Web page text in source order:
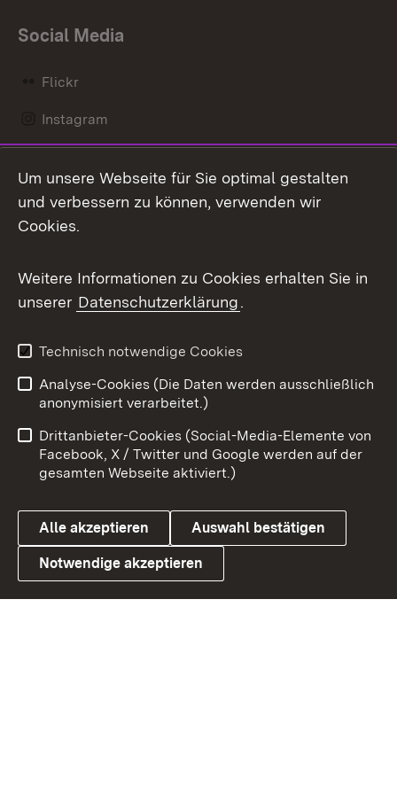
Social Media
Flickr
Instagram
Mastodon
Messenger
Social Wall
X / Twitter
Youtube
Link zum Landesportal
Benutzungshinweise
Barrierefreiheit
Datenschutz
Cookies
Um unsere Webseite für Sie optimal gestalten
und verbessern zu können, verwenden wir
Cookies.
Weitere Informationen zu Cookies erhalten Sie in
unserer Datenschutzerklärung.
Technisch notwendige Cookies
Analyse-Cookies (Die Daten werden ausschließlich
anonymisiert verarbeitet.)
Drittanbieter-Cookies (Social-Media-Elemente von
Facebook, X / Twitter und Google werden auf der
gesamten Webseite aktiviert.)
Alle akzeptieren Auswahl bestätigen
Notwendige akzeptieren